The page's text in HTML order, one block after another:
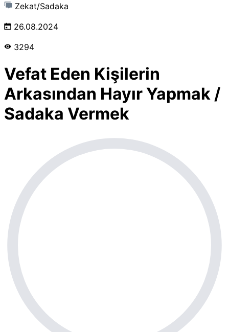
Zekat/Sadaka
26.08.2024
3294
Vefat Eden Kişilerin
Arkasından Hayır Yapmak /
Sadaka Vermek